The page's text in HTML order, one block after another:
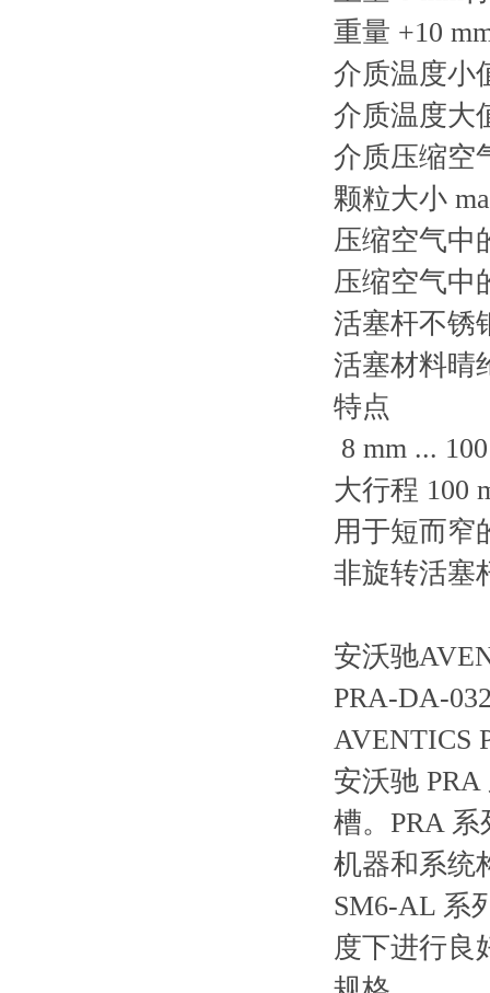
重量 +10
介质温度小
介质温度大
介质压缩空
颗粒大小
压缩空气中
压缩空气中
活塞杆不锈
活塞材料晴
特点
8 mm ...
大行程 100
用于短而窄
非旋转活塞
安沃驰
PRA-DA-
AVENTICS
安沃驰
槽。PRA
机器和系统
SM6-AL 系
度下进行良